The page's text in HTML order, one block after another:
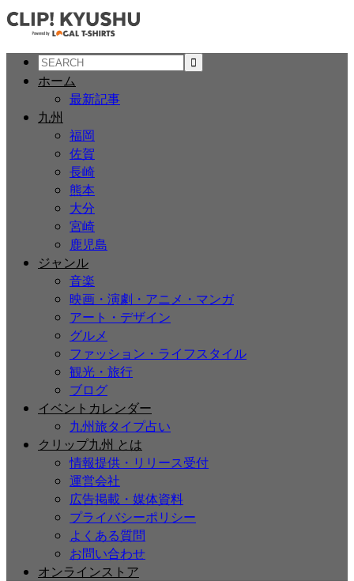
ホーム
最新記事
九州
福岡
佐賀
長崎
熊本
大分
宮崎
鹿児島
ジャンル
音楽
映画・演劇・アニメ・マンガ
アート・デザイン
グルメ
ファッション・ライフスタイル
観光・旅行
ブログ
イベントカレンダー
九州旅タイプ占い
クリップ九州 とは
情報提供・リリース受付
運営会社
広告掲載・媒体資料
プライバシーポリシー
よくある質問
お問い合わせ
オンラインストア